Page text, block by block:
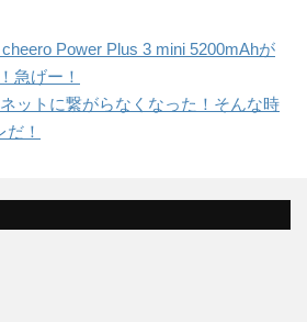
Power Plus 3 mini 5200mAhが
急げー！
ットに繋がらなくなった！そんな時
！